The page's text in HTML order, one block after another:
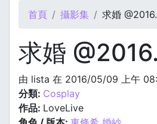
您在這裡
首頁 攝影集 求婚
求婚
由 lista 在 2016/05/09 上午
分類: Cosplay
作品: LoveLive